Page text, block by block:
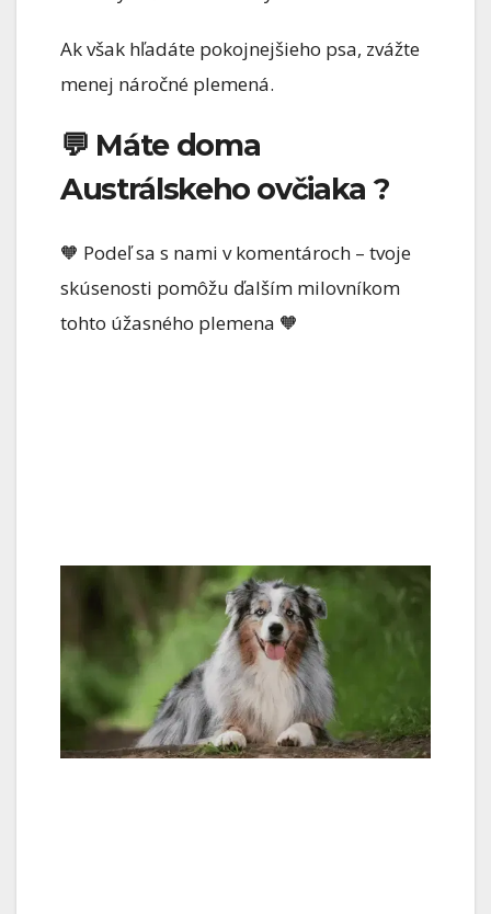
Ak však hľadáte pokojnejšieho psa, zvážte
menej náročné plemená.
💬 Máte doma
Austrálskeho ovčiaka ?
🧡 Podeľ sa s nami v komentároch – tvoje
skúsenosti pomôžu ďalším milovníkom
tohto úžasného plemena 🧡